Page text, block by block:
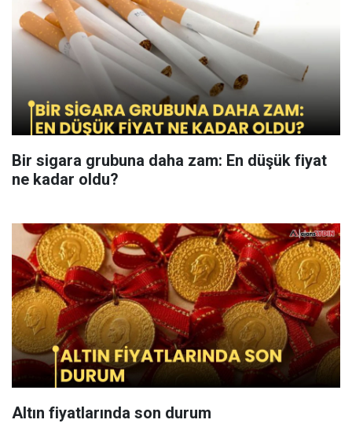
Bir sigara grubuna daha zam: En düşük fiyat
ne kadar oldu?
Altın fiyatlarında son durum